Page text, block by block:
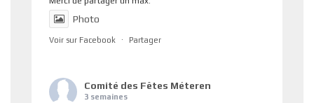
Photo
Voir sur Facebook · Partager
Comité des Fêtes Méteren
3 semaines